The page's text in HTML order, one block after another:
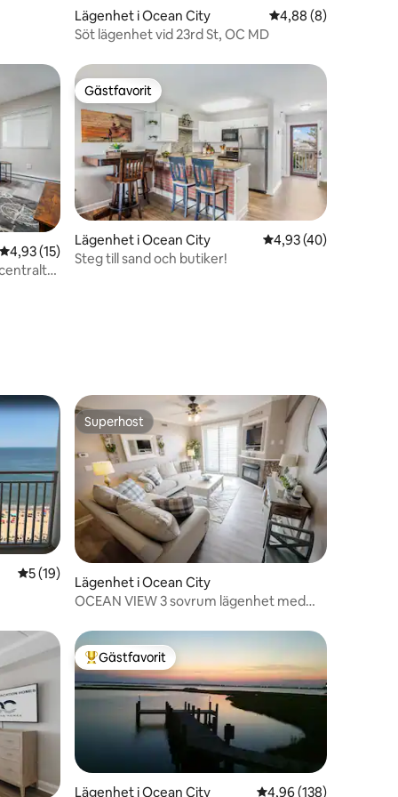
Lägenhet i Ocean City 4,88 av 5 i
4,88 (8)
Söt lägenhet vid 23rd St, OC MD
4,93 av 5 i genomsnittligt betyg, 15 omdömen
4,93 (15)
Gästfavorit
Gästfavorit
Lägenhet i Ocean City 4,93 av 5 i
4,93 (40)
Steg till sand och butiker!
5 av 5 i genomsnittligt betyg, 19 omdömen
5 (19)
Superhost
Superhost
Lägenhet i Ocean City
OCEAN VIEW 3 sovrum lägenhet med
Populär gästfavorit
Gästfavorit
Lägenhet i Ocean City 4,96 av 5 i
4,96 (138)